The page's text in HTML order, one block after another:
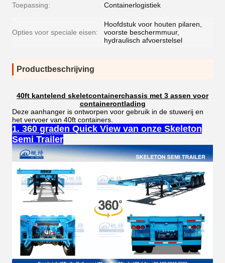
Toepassing: Containerlogistiek
Opties voor speciale eisen:
Hoofdstuk voor houten pilaren,
voorste beschermmuur,
hydraulisch afvoerstelsel
Productbeschrijving
40ft kantelend skeletcontainerchassis met 3 assen voor
containerontlading
Deze aanhanger is ontworpen voor gebruik in de stuwerij en
het vervoer van 40ft containers.
1. 360 graden Quick View van onze Skeleton
Semi Trailer